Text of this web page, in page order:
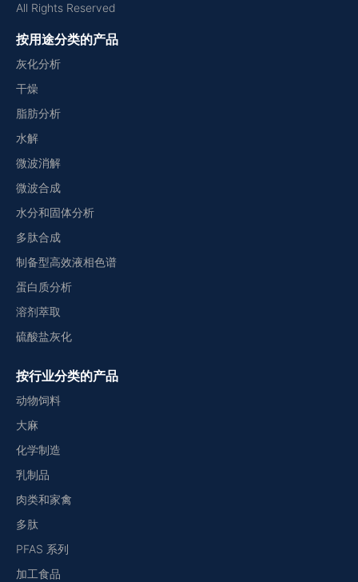
All Rights Reserved
按用途分类的产品
灰化分析
干燥
脂肪分析
水解
微波消解
微波合成
水分和固体分析
多肽合成
制备型高效液相色谱
蛋白质分析
溶剂萃取
硫酸盐灰化
按行业分类的产品
动物饲料
大麻
化学制造
乳制品
肉类和家禽
多肽
PFAS 系列
加工食品